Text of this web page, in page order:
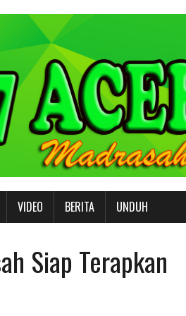
VIDEO BERITA UNDUH
Siap Terapkan